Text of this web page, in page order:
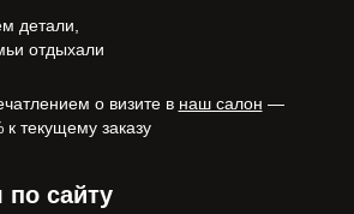
детали,
отдыхали
о визите в наш салон —
к текущему заказу
по сайту